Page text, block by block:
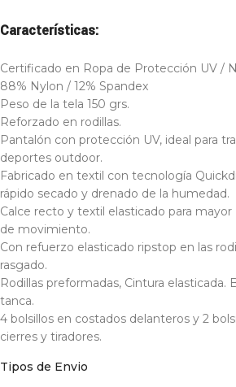
Características:
Certificado en Ropa de Protección UV /
88% Nylon / 12% Spandex
Peso de la tela 150 grs.
Reforzado en rodillas.
Pantalón con protección UV, ideal para
deportes outdoor.
Fabricado en textil con tecnología
rápido secado y drenado de la humedad.
Calce recto y textil elasticado para
de movimiento.
Con refuerzo elasticado ripstop en las
rasgado.
Rodillas preformadas, Cintura elasticada.
tanca.
4 bolsillos en costados delanteros y 2
cierres y tiradores.
Tipos de Envio